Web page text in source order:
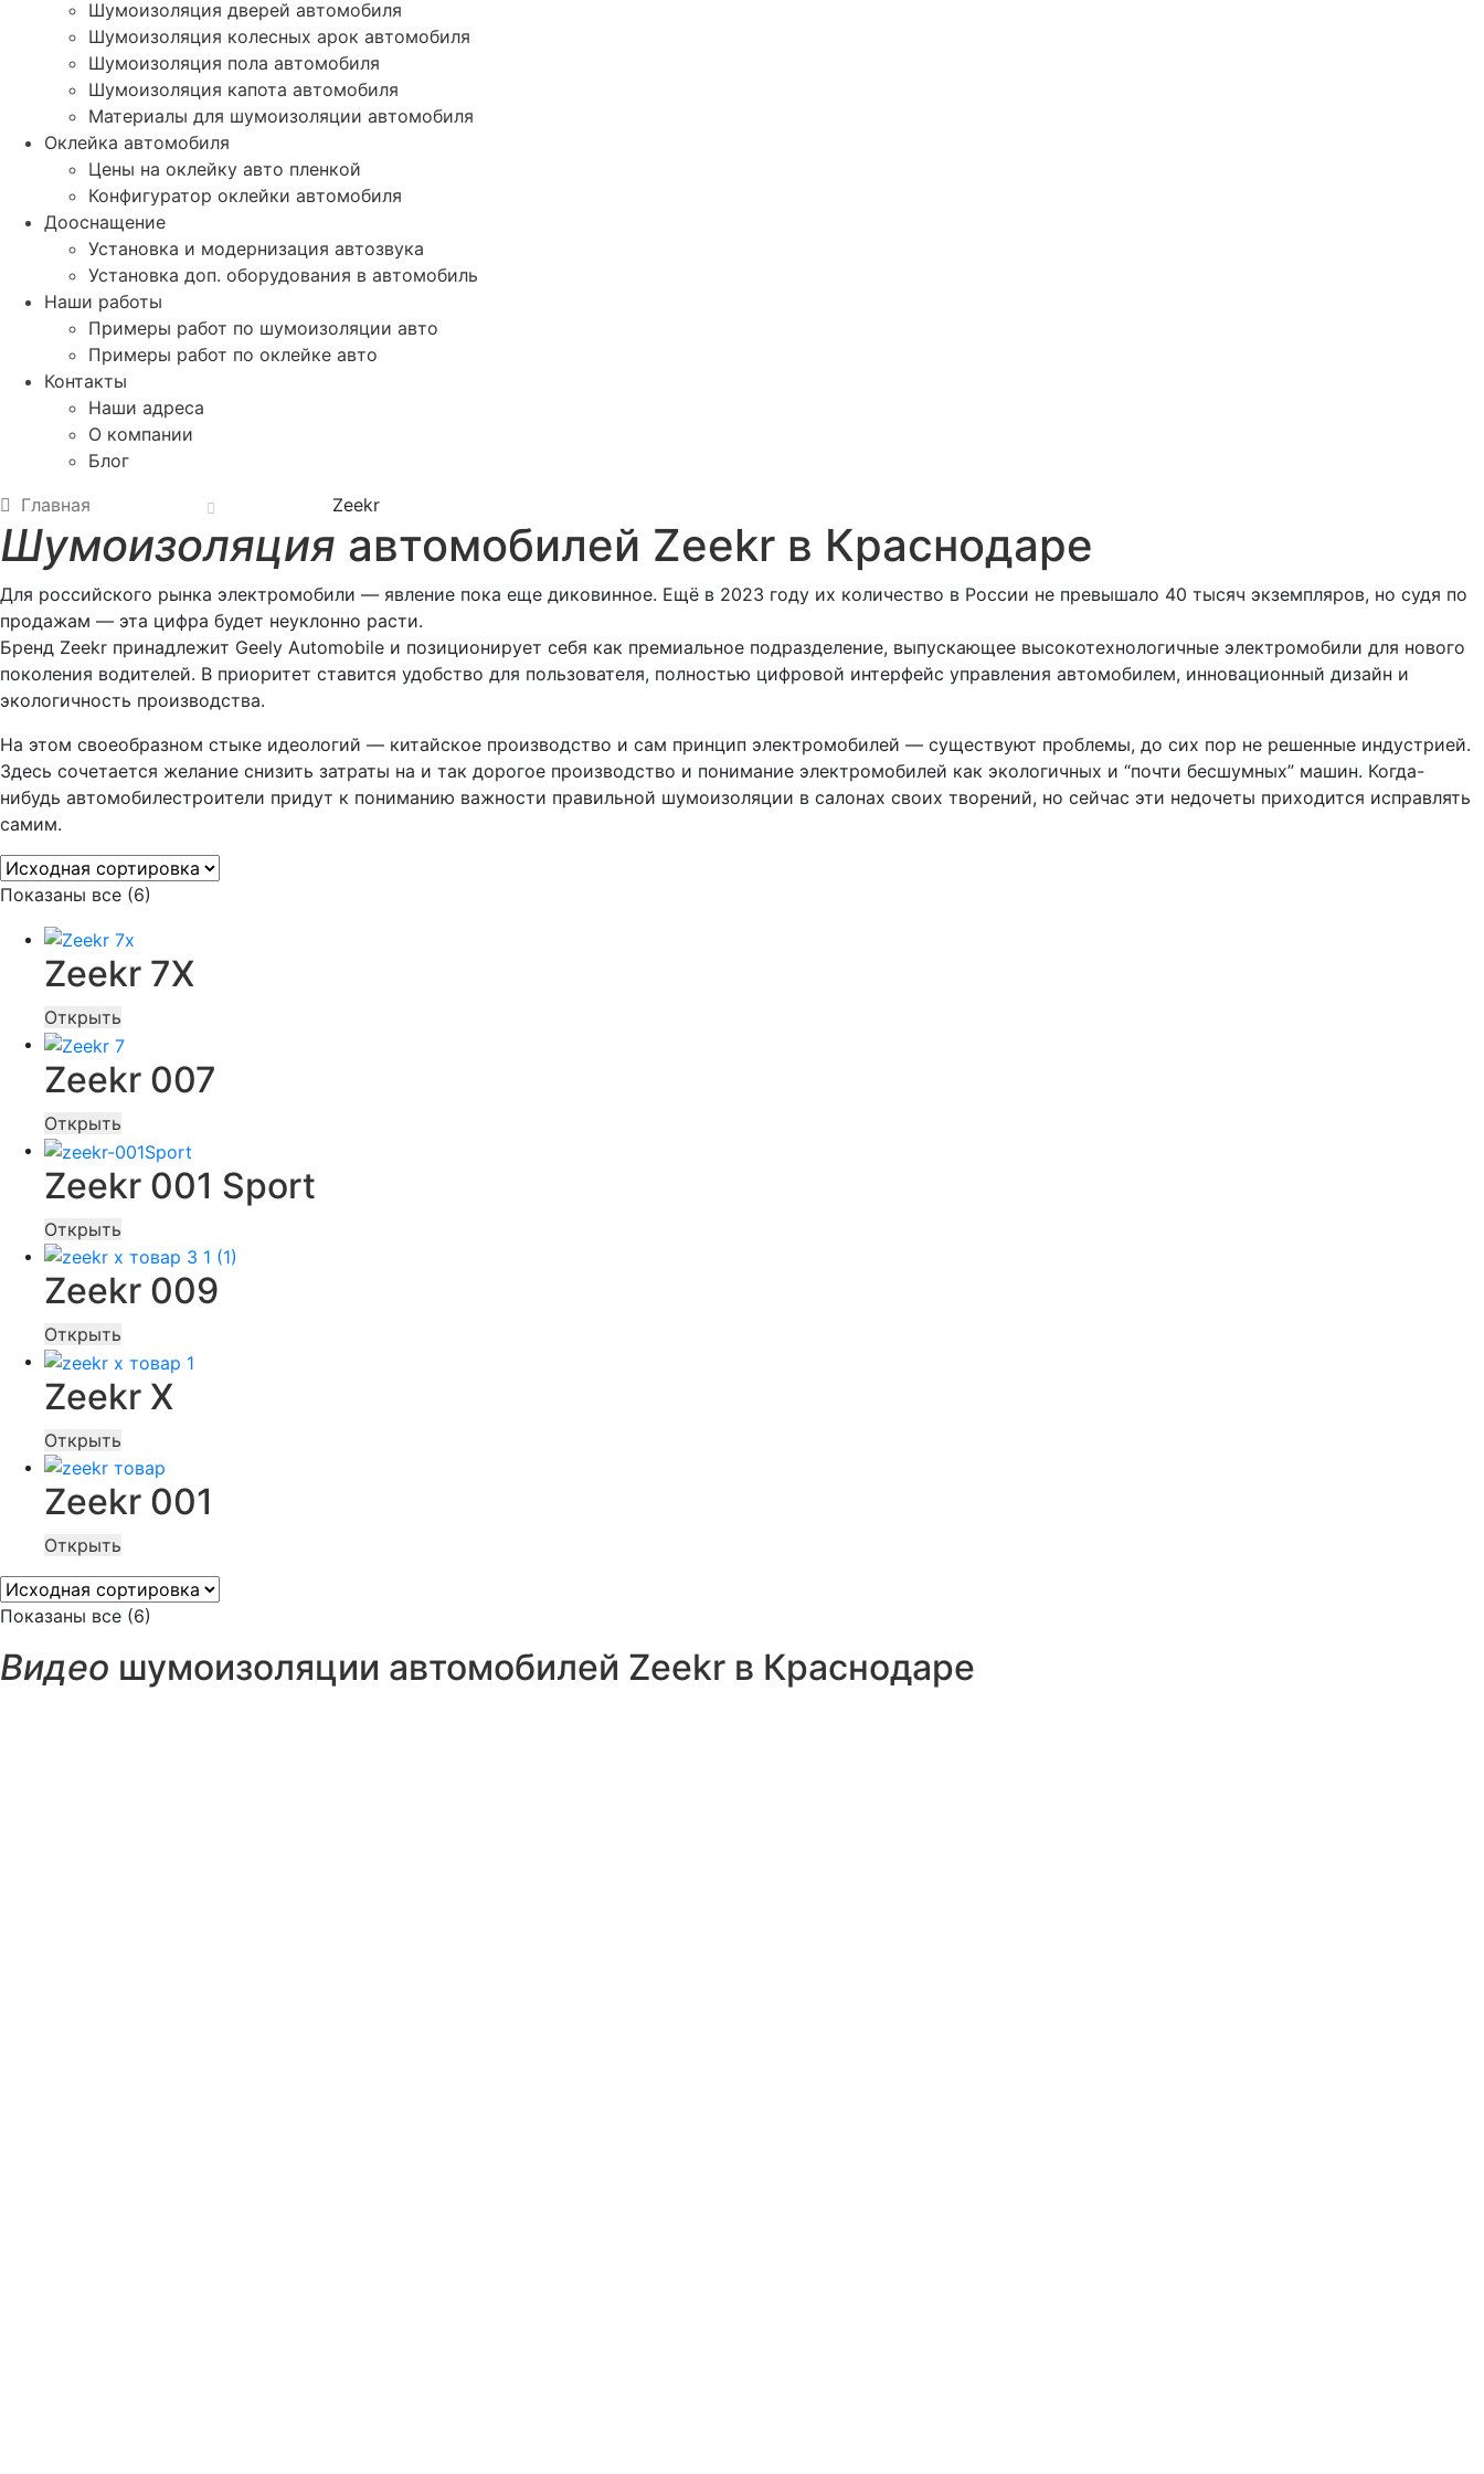
Шумоизоляция дверей автомобиля
Шумоизоляция колесных арок автомобиля
Шумоизоляция пола автомобиля
Шумоизоляция капота автомобиля
Материалы для шумоизоляции автомобиля
Оклейка автомобиля
Цены на оклейку авто пленкой
Конфигуратор оклейки автомобиля
Дооснащение
Установка и модернизация автозвука
Установка доп. оборудования в автомобиль
Наши работы
Примеры работ по шумоизоляции авто
Примеры работ по оклейке авто
Контакты
Наши адреса
О компании
Блог
Главная
Zeekr
Шумоизоляция автомобилей Zeekr в Краснодаре
Для российского рынка электромобили — явление пока еще диковинное. Ещё в 2023 году их количество в России не превышало 40 тысяч экземпляров, но судя по
продажам — эта цифра будет неуклонно расти.
Бренд Zeekr принадлежит Geely Automobile и позиционирует себя как премиальное подразделение, выпускающее высокотехнологичные электромобили для нового
поколения водителей. В приоритет ставится удобство для пользователя, полностью цифровой интерфейс управления автомобилем, инновационный дизайн и
экологичность производства.
На этом своеобразном стыке идеологий — китайское производство и сам принцип электромобилей — существуют проблемы, до сих пор не решенные индустрией.
Здесь сочетается желание снизить затраты на и так дорогое производство и понимание электромобилей как экологичных и “почти бесшумных” машин. Когда-
нибудь автомобилестроители придут к пониманию важности правильной шумоизоляции в салонах своих творений, но сейчас эти недочеты приходится исправлять
самим.
Показаны все (6)
Zeekr 7X
Открыть
Zeekr 007
Открыть
Zeekr 001 Sport
Открыть
Zeekr 009
Открыть
Zeekr X
Открыть
Zeekr 001
Открыть
Показаны все (6)
Видео шумоизоляции автомобилей Zeekr в Краснодаре